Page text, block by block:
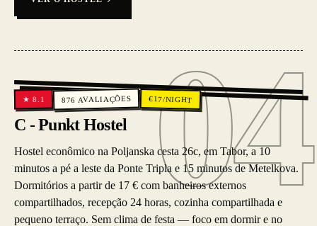
04
04
★8.1 876 AVALIAÇÕES €17/NIGHT
C - Punkt Hostel
Hostel econômico na Poljanska cesta 26c, em Tabor, a 10
minutos a pé a leste da Ponte Tripla e 15 minutos de Metelkova.
Dormitórios a partir de 17 € com banheiros externos
compartilhados, recepção 24 horas, cozinha compartilhada e
pequeno terraço. Sem clima de festa — foco em dormir e no